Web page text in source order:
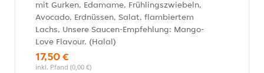
mit Gurken, Edamame, Frühlingszwiebeln,
Avocado, Erdnüssen, Salat, flambiertem
Lachs, Unsere Saucen-Empfehlung: Mango-
Love Flavour. (Halal)
17,50 €
inkl. Pfand (0,00 €)